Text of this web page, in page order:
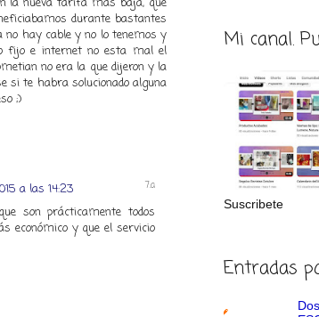
durante bastantes
no hay cable y no lo tenemos y
fijo e internet no esta mal el
no era la que dijeron y la
si te habra solucionado alguna
;)
a las 14:23
son prácticamente todos
económico y que el servicio
Mi canal.
Suscribete
Entradas